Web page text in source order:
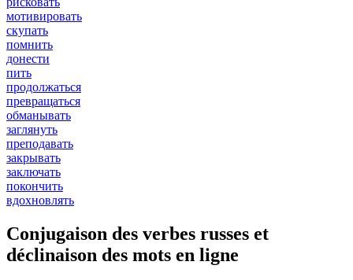
мотивировать
скупать
помнить
донести
пить
продолжаться
превращаться
обманывать
заглянуть
преподавать
закрывать
заключать
покончить
вдохновлять
Conjugaison des verbes russes et
déclinaison des mots en ligne